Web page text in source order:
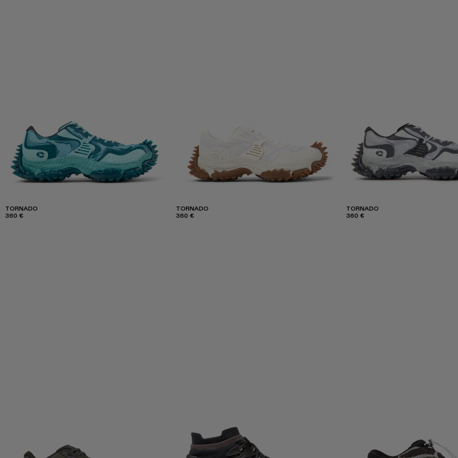
TORNADO
360 €
TORNADO
360 €
TORNADO
360 €